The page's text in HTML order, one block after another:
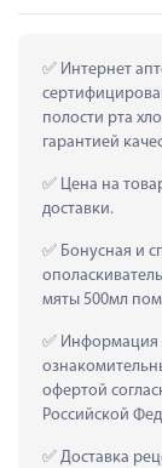
Интернет
полости рта
гарантией
Цена на
доставки.
Бонусная и
мяты 500мл
Информация
офертой
Российской
Доставка